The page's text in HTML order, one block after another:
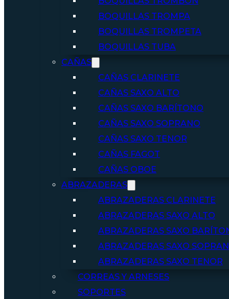
BOQUILLAS TROMPA
BOQUILLAS TROMPETA
BOQUILLAS TUBA
CAÑAS
CAÑAS CLARINETE
CAÑAS SAXO ALTO
CAÑAS SAXO BARÍTONO
CAÑAS SAXO SOPRANO
CAÑAS SAXO TENOR
CAÑAS FAGOT
CAÑAS OBOE
ABRAZADERAS
ABRAZADERAS CLARINETE
ABRAZADERAS SAXO ALTO
ABRAZADERAS SAXO
ABRAZADERAS SAXO
ABRAZADERAS SAXO TENOR
CORREAS Y ARNESES
SOPORTES